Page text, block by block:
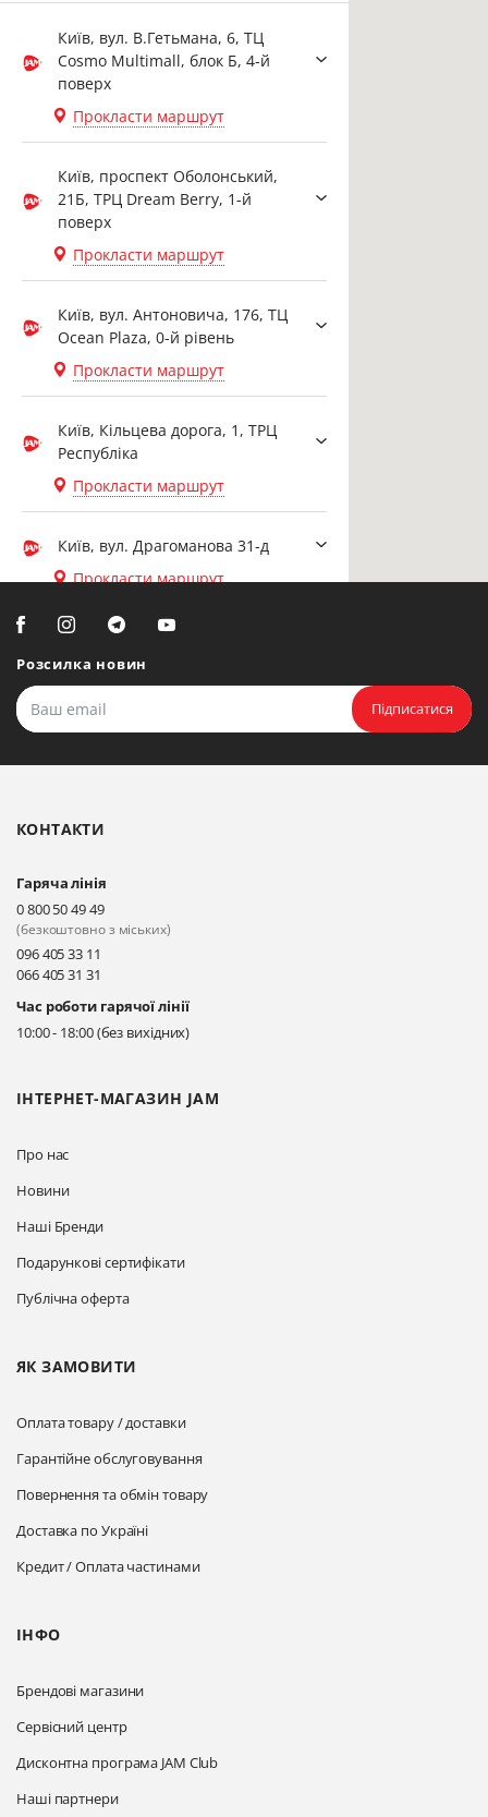
Київ, вул. В.Гетьмана, 6, ТЦ
Cosmo Multimall, блок Б, 4-й
поверх
Прокласти маршрут
Київ, проспект Оболонський,
21Б, ТРЦ Dream Berry, 1-й
поверх
Прокласти маршрут
Київ, вул. Антоновича, 176, ТЦ
Ocean Plaza, 0-й рівень
Прокласти маршрут
Київ, Кільцева дорога, 1, ТРЦ
Республіка
Прокласти маршрут
Київ, вул. Драгоманова 31-д
Прокласти маршрут
Біла Церква, вул. Ярослава
Мудрого, 20, офіс 108
Прокласти маршрут
Київ, вул. Драгоманова 31-д
Прокласти маршрут
Київ, вул. Драгоманова 31-д
Прокласти маршрут
Розсилка новин
Підписатися
ІНТЕРНЕТ-МАГАЗИН JAM
Про нас
Новини
Наші Бренди
Подарункові сертифікати
Публічна оферта
ЯК ЗАМОВИТИ
Оплата товару / доставки
Гарантійне обслуговування
Повернення та обмін товару
Доставка по Україні
Кредит / Оплата частинами
ІНФО
Брендові магазини
Сервісний центр
Дисконтна програма JAM Club
Наші партнери
КОНТАКТИ
Гаряча лінія
0 800 50 49 49
(безкоштовно з міських)
096 405 33 11
066 405 31 31
Час роботи гарячої лінії
10:00 - 18:00 (без вихідних)